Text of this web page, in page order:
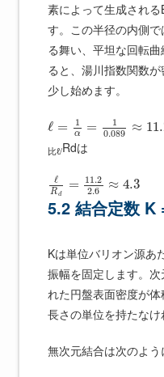
素によって生成され
す。この半径の内側
る舞い、平坦な回転
ると、湯川指数関数
少し始めます。
ℓ = 1
α =
1
0.089
≈
比ℓ/Rdは
ℓ
Rd
=
11.2
2.6
≈ 4.3
5.2 結合定数 K
Kは単位バリオン源あ
振幅を固定します。
れた円盤表面密度が
長さの単位を持たなけ
無次元結合は次のよう